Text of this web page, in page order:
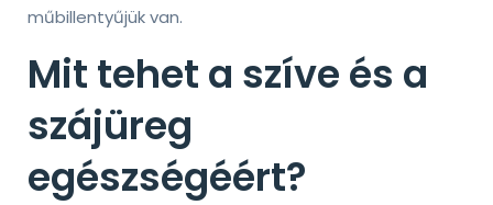
műbillentyűjük van.
Mit tehet a szíve és a
szájüreg
egészségéért?